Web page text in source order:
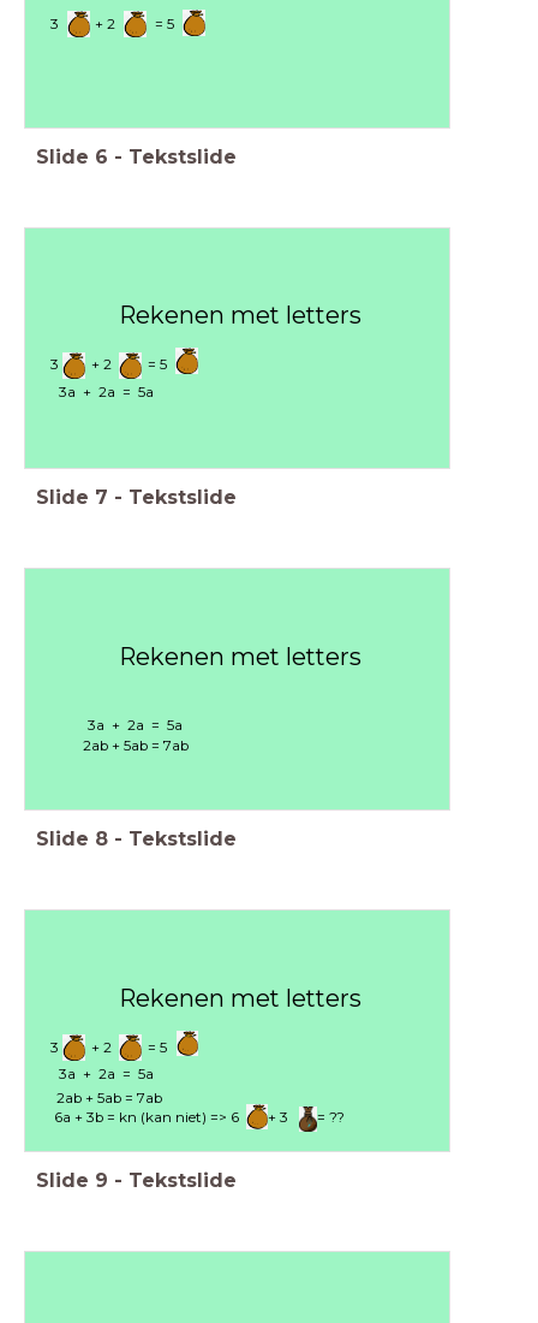
3 + 2 = 5
Slide 6 - Tekstslide
Rekenen met letters
3 + 2 = 5
3a + 2a = 5a
Slide 7 - Tekstslide
Rekenen met letters
3a + 2a = 5a
2ab + 5ab = 7ab
Slide 8 - Tekstslide
Rekenen met letters
3 + 2 = 5
3a + 2a = 5a
6a + 3b = kn (kan niet) => 6 + 3 = ??
2ab + 5ab = 7ab
Slide 9 - Tekstslide